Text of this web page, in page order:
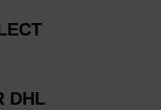
DHL